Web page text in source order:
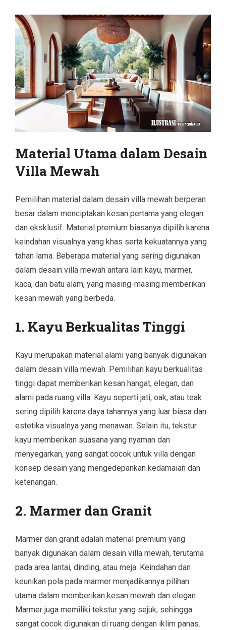
Material Utama dalam Desain
Villa Mewah
Pemilihan material dalam desain villa mewah berperan
besar dalam menciptakan kesan pertama yang elegan
dan eksklusif. Material premium biasanya dipilih karena
keindahan visualnya yang khas serta kekuatannya yang
tahan lama. Beberapa material yang sering digunakan
dalam desain villa mewah antara lain kayu, marmer,
kaca, dan batu alam, yang masing-masing memberikan
kesan mewah yang berbeda.
1. Kayu Berkualitas Tinggi
Kayu merupakan material alami yang banyak digunakan
dalam desain villa mewah. Pemilihan kayu berkualitas
tinggi dapat memberikan kesan hangat, elegan, dan
alami pada ruang villa. Kayu seperti jati, oak, atau teak
sering dipilih karena daya tahannya yang luar biasa dan
estetika visualnya yang menawan. Selain itu, tekstur
kayu memberikan suasana yang nyaman dan
menyegarkan, yang sangat cocok untuk villa dengan
konsep desain yang mengedepankan kedamaian dan
ketenangan.
2. Marmer dan Granit
Marmer dan granit adalah material premium yang
banyak digunakan dalam desain villa mewah, terutama
pada area lantai, dinding, atau meja. Keindahan dan
keunikan pola pada marmer menjadikannya pilihan
utama dalam memberikan kesan mewah dan elegan.
Marmer juga memiliki tekstur yang sejuk, sehingga
sangat cocok digunakan di ruang dengan iklim panas.